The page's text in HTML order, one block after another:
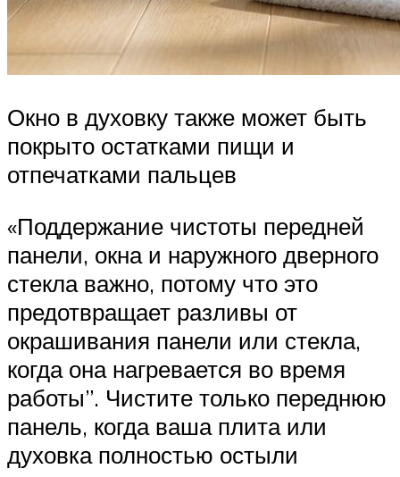
Окно в духовку также может быть
покрыто остатками пищи и
отпечатками пальцев
«Поддержание чистоты передней
панели, окна и наружного дверного
стекла важно, потому что это
предотвращает разливы от
окрашивания панели или стекла,
когда она нагревается во время
работы”. Чистите только переднюю
панель, когда ваша плита или
духовка полностью остыли